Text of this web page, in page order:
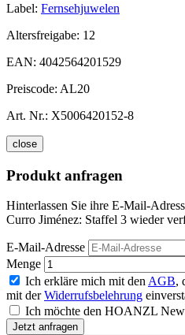
Label: Fernsehjuwelen
Altersfreigabe: 12
EAN: 4042564201529
Preiscode: AL20
Art. Nr.: X5006420152-8
close
Produkt anfragen
Hinterlassen Sie ihre E-Mail-
Curro Jiménez: Staffel 3 wieder
E-Mail-Adresse
Menge
Ich erkläre mich mit den AGB,
mit derWiderrufsbelehrung
Ich möchte den HOANZL